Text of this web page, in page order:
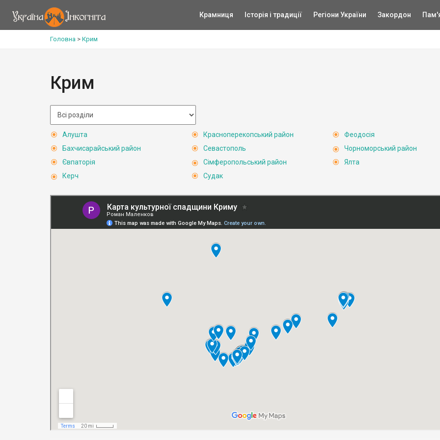
Крамниця Історія і традиції Регіони України Закордон
Головна > Крим
Крим
Алушта
Бахчисарайський район
Євпаторія
Керч
Красноперекопський район
Севастополь
Сімферопольський район
Судак
Феодосія
Чорноморський район
Ялта